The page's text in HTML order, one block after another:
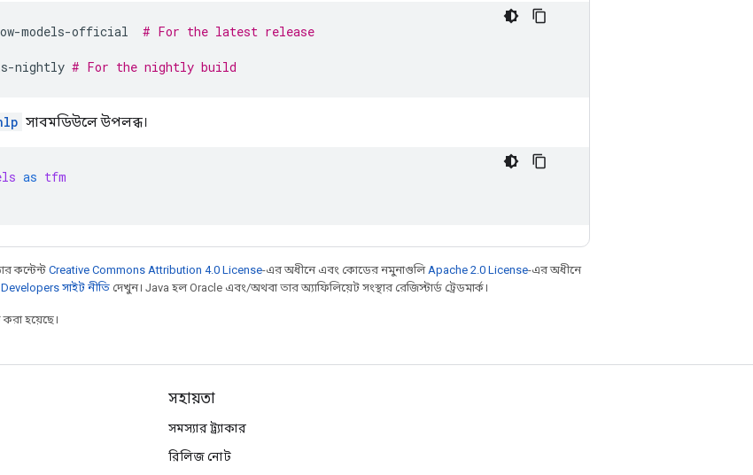
models-official
# For the latest release
nightly # For the nightly build
সাবমডিউলে উপলব্ধ।
as tfm
কন্টেন্ট Creative Commons Attribution 4.0 License-এর অধীনে এবং কোডের নমুনাগুলিApache 2.0 License-এর অধীনে
সাইট নীতি দেখুন। Java হল Oracle এবং/অথবা তার অ্যাফিলিয়েট সংস্থার রেজিস্টার্ড ট্রেডমার্ক।
হয়েছে।
সহায়তা
সমস্যার ট্র্যাকার
রিলিজ নোট